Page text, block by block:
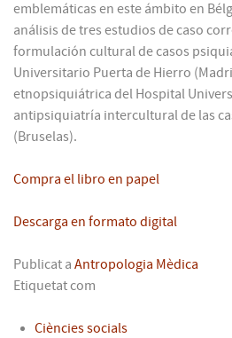
emblemáticas en este ámbito en
análisis de tres estudios de caso
formulación cultural de casos
Universitario Puerta de Hierro
etnopsiquiátrica del Hospital
antipsiquiatría intercultural de las
(Bruselas).
Compra el libro en papel
Descarga en formato digital
Publicat a Antropologia Mèdica
Etiquetat com
Ciències socials